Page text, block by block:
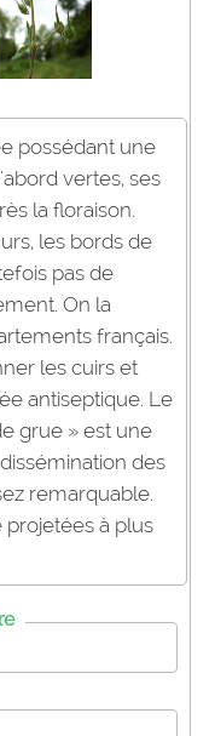
possédant une
vertes, ses
la floraison.
les bords de
pas de
On la
français.
les cuirs et
antiseptique. Le
grue » est une
des
remarquable.
à plus